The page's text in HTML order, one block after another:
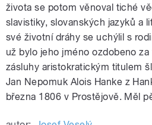
života se potom věnoval tiché
slavistiky, slovanských jazyků a
své životní dráhy se uchýlil s
už bylo jeho jméno ozdobeno
zásluhy aristokratickým titulem
Jan Nepomuk Alois Hanke z
března 1806 v Prostějově. Měl